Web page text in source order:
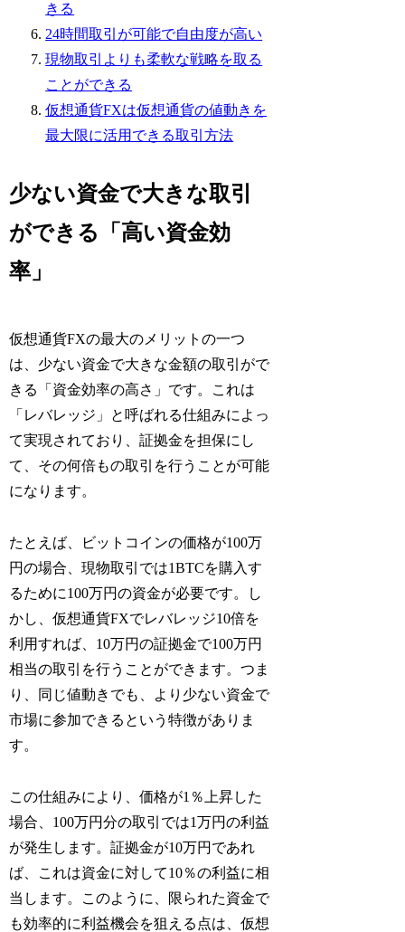
きる
24時間取引が可能で自由度が高い
現物取引よりも柔軟な戦略を取る
ことができる
仮想通貨FXは仮想通貨の値動きを
最大限に活用できる取引方法
少ない資金で大きな取引
ができる「高い資金効
率」
仮想通貨FXの最大のメリットの一つ
は、少ない資金で大きな金額の取引がで
きる「資金効率の高さ」です。これは
「レバレッジ」と呼ばれる仕組みによっ
て実現されており、証拠金を担保にし
て、その何倍もの取引を行うことが可能
になります。
たとえば、ビットコインの価格が100万
円の場合、現物取引では1BTCを購入す
るために100万円の資金が必要です。し
かし、仮想通貨FXでレバレッジ10倍を
利用すれば、10万円の証拠金で100万円
相当の取引を行うことができます。つま
り、同じ値動きでも、より少ない資金で
市場に参加できるという特徴がありま
す。
この仕組みにより、価格が1％上昇した
場合、100万円分の取引では1万円の利益
が発生します。証拠金が10万円であれ
ば、これは資金に対して10％の利益に相
当します。このように、限られた資金で
も効率的に利益機会を狙える点は、仮想